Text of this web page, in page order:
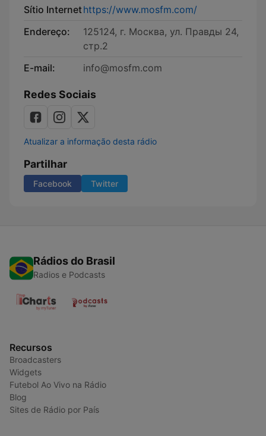
Sítio Internethttps://www.mosfm.com/
Endereço:
125124, г. Москва, ул. Правды 24,
стр.2
E-mail:
info@mosfm.com
Redes Sociais
Atualizar a informação desta rádio
Partilhar
Facebook Twitter
Rádios do Brasil
Radios e Podcasts
Recursos
Broadcasters
Widgets
Futebol Ao Vivo na Rádio
Blog
Sites de Rádio por País